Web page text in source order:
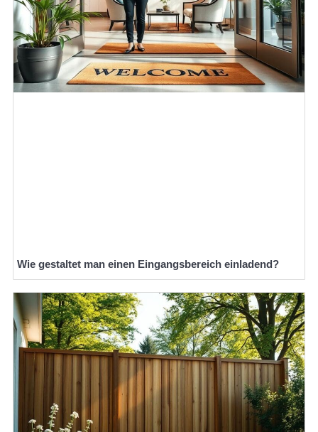
Wie gestaltet man einen Eingangsbereich einladend?